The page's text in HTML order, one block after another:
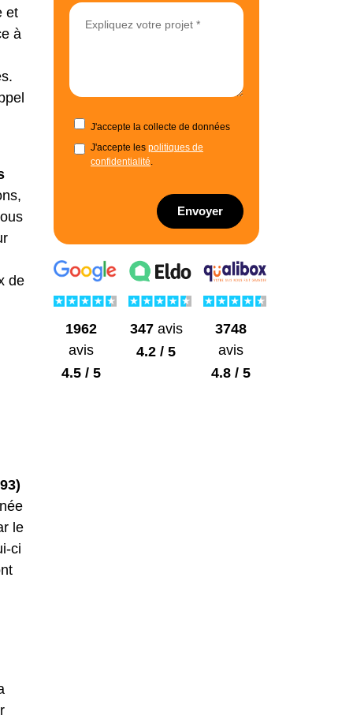
et
à
de
le
ci
J'accepte la collecte de données
J'accepte les politiques de
confidentialité.
Envoyer
1962
avis
4.5 / 5
347avis
4.2 / 5
3748
avis
4.8 / 5